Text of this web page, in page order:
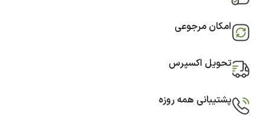
امکان مرجوعی
تحویل اکسپرس
پشتیبانی همه روزه